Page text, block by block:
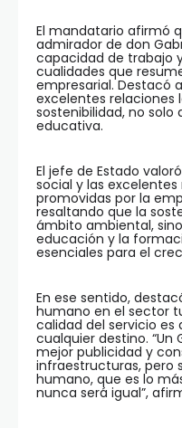
El mandatario afirmó
admirador de don
capacidad de trabajo
cualidades que
empresarial. Destacó
excelentes relaciones
sostenibilidad, no
educativa.
El jefe de Estado
social y las
promovidas por la
resaltando que la
ámbito ambiental,
educación y la
esenciales para el
En ese sentido,
humano en el sector
calidad del servicio
cualquier destino. “Un
mejor publicidad y
infraestructuras, pero
humano, que es lo
nunca será igual”,